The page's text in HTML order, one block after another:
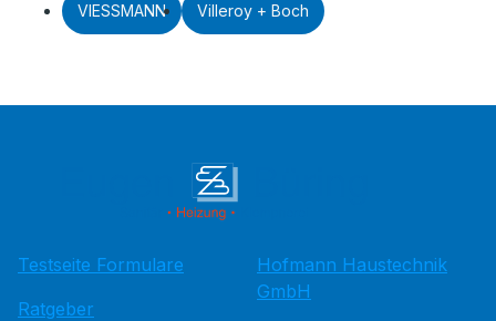
VIESSMANN Villeroy + Boch
Testseite Formulare
Ratgeber
Hofmann Haustechnik
GmbH